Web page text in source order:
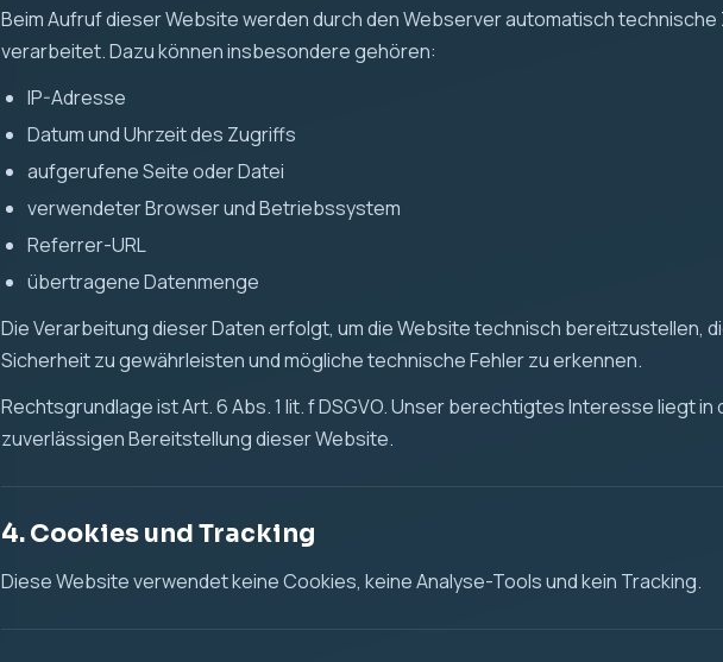
Beim Aufruf dieser Website werden durch den Webserver automatisch
verarbeitet. Dazu können insbesondere gehören:
IP-Adresse
Datum und Uhrzeit des Zugriffs
aufgerufene Seite oder Datei
verwendeter Browser und Betriebssystem
Referrer-URL
übertragene Datenmenge
Die Verarbeitung dieser Daten erfolgt, um die Website technisch bereitzustellen,
Sicherheit zu gewährleisten und mögliche technische Fehler zu erkennen.
Rechtsgrundlage ist Art. 6 Abs. 1 lit. f DSGVO. Unser berechtigtes Interesse liegt in
zuverlässigen Bereitstellung dieser Website.
4. Cookies und Tracking
Diese Website verwendet keine Cookies, keine Analyse-Tools und kein Tracking.